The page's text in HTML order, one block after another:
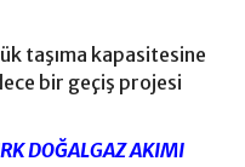
taşıma kapasitesine
bir geçiş projesi
DOĞALGAZ AKIMI